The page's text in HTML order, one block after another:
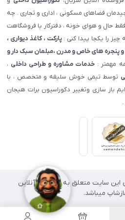
فضاهای مسکونی ، اداری و تجاری . چه
حال و هوای خونه ، دفترکار یا فروشگاهت
را یکجا پیدا کنی :پارکت ، کاغذ دیواری ،
پنجره های خاص و مدرن ،مبلمان سبک دار و
مهمتر : خدمات مشاوره و طراحی داخلی ،
توسط تیمی خوش سلیقه و متخصص ، با
باز سازی وتغییر دکوراسیون برات هیجان
سایت متعلق به فروشگاه آنلاین
میباشد.